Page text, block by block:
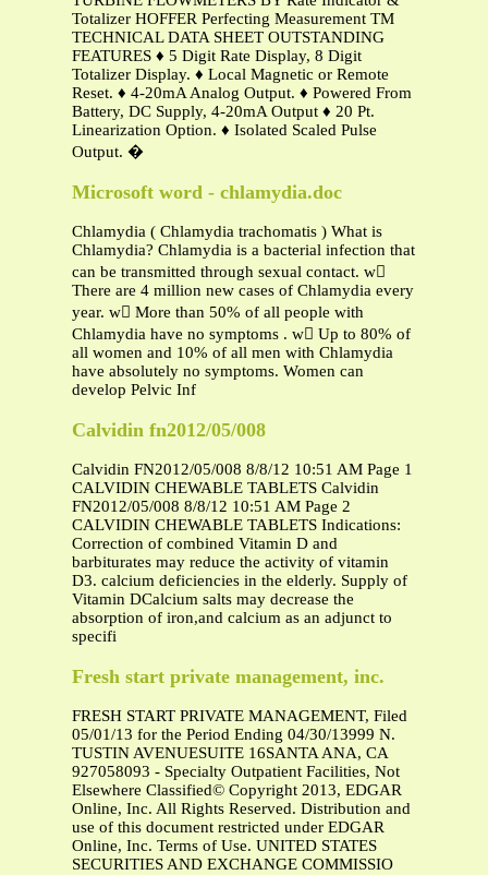
Totalizer HOFFER Perfecting Measurement TM
TECHNICAL DATA SHEET OUTSTANDING
FEATURES ♦ 5 Digit Rate Display, 8 Digit
Totalizer Display. ♦ Local Magnetic or Remote
Reset. ♦ 4-20mA Analog Output. ♦ Powered From
Battery, DC Supply, 4-20mA Output ♦ 20 Pt.
Linearization Option. ♦ Isolated Scaled Pulse
Output. �
Microsoft word - chlamydia.doc
Chlamydia ( Chlamydia trachomatis ) What is
Chlamydia? Chlamydia is a bacterial infection that
can be transmitted through sexual contact. w
There are 4 million new cases of Chlamydia every
year. w More than 50% of all people with
Chlamydia have no symptoms . w Up to 80% of
all women and 10% of all men with Chlamydia
have absolutely no symptoms. Women can
develop Pelvic Inf
Calvidin fn2012/05/008
Calvidin FN2012/05/008 8/8/12 10:51 AM Page 1
CALVIDIN CHEWABLE TABLETS Calvidin
FN2012/05/008 8/8/12 10:51 AM Page 2
CALVIDIN CHEWABLE TABLETS Indications:
Correction of combined Vitamin D and
barbiturates may reduce the activity of vitamin
D3. calcium deficiencies in the elderly. Supply of
Vitamin DCalcium salts may decrease the
absorption of iron,and calcium as an adjunct to
specifi
Fresh start private management, inc.
FRESH START PRIVATE MANAGEMENT, Filed
05/01/13 for the Period Ending 04/30/13999 N.
TUSTIN AVENUESUITE 16SANTA ANA, CA
927058093 - Specialty Outpatient Facilities, Not
Elsewhere Classified© Copyright 2013, EDGAR
Online, Inc. All Rights Reserved. Distribution and
use of this document restricted under EDGAR
Online, Inc. Terms of Use. UNITED STATES
SECURITIES AND EXCHANGE COMMISSIO